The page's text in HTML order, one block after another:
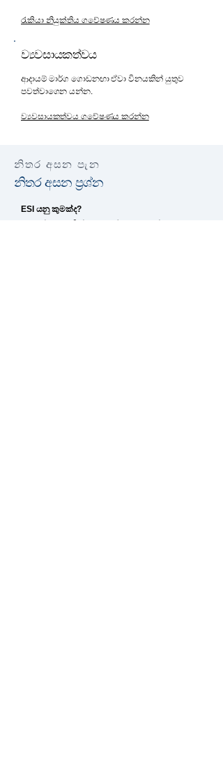
රැකියා නියුක්තිය ගවේෂණය කරන්න
ව්‍යවසායකත්වය
ආදායම් මාර්ග ගොඩනඟා ඒවා විනයකින් යුතුව
පවත්වාගෙන යන්න.
ව්‍යවසායකත්වය ගවේෂණය කරන්න
නිතර අසන පැන
නිතර අසන ප්‍රශ්න
ESI යනු කුමක්ද?